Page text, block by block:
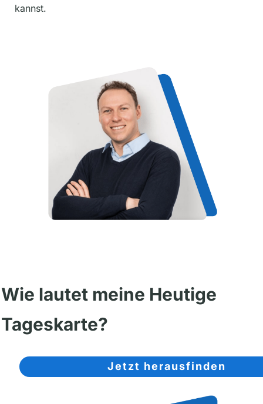
kannst.
Wie lautet meine Heutige
Tageskarte?
Jetzt herausfinden